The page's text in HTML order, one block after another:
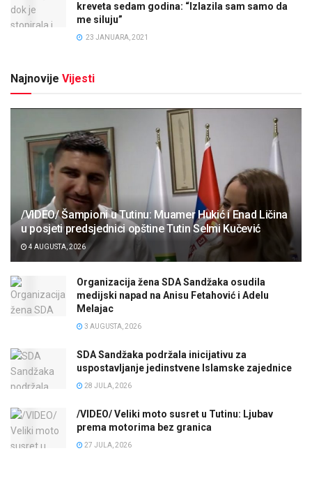
kreveta sedam godina: “Izlazila sam samo da
me siluju”
23 JANUARA, 2021
Najnovije Vijesti
/VIDEO/ Šampioni u Tutinu: Muamer Hukić i Enad Ličina
u posjeti predsjednici opštine Tutin Selmi Kučević
4 AUGUSTA, 2026
Organizacija žena SDA Sandžaka osudila
medijski napad na Anisu Fetahović i Adelu
Melajac
3 AUGUSTA, 2026
SDA Sandžaka podržala inicijativu za
uspostavljanje jedinstvene Islamske zajednice
28 JULA, 2026
/VIDEO/ Veliki moto susret u Tutinu: Ljubav
prema motorima bez granica
27 JULA, 2026